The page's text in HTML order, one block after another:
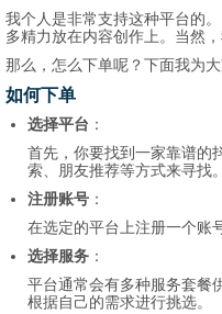
我个人是非常支持这种平台的
多精力放在内容创作上。当然
那么，怎么下单呢？下面我为大
如何下单
选择平台 ：
首先，你要找到一家靠谱的
索、朋友推荐等方式来寻找。
注册账号 ：
在选定的平台上注册一个账
选择服务 ：
平台通常会有多种服务套餐
根据自己的需求进行挑选。